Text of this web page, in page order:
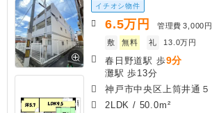
イチオシ物件
6.5万円 管理費 3,000円
敷
無料 礼 13.0万円
春日野道駅 歩9分
灘駅 歩13分
神戸市中央区上筒井通５
2LDK / 50.0m²